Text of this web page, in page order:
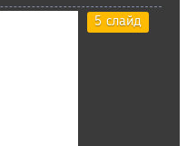
5 слайд